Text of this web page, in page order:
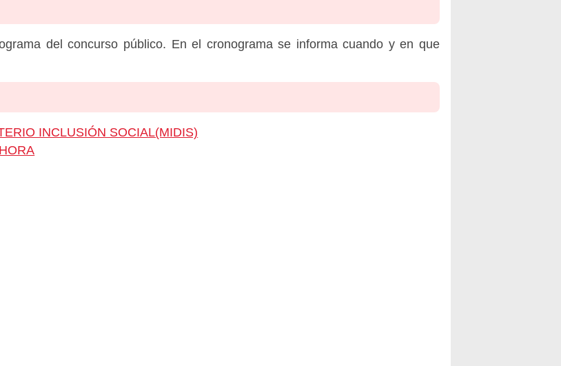
del concurso público. En el cronograma se informa cuando y en que
INCLUSIÓN SOCIAL(MIDIS)